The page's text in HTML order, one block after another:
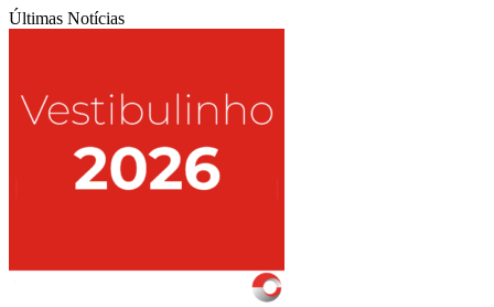
Últimas Notícias